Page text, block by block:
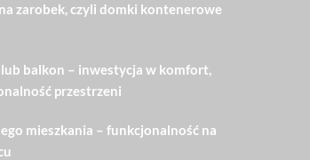
zarobek, czyli domki kontenerowe
balkon – inwestycja w komfort,
przestrzeni
mieszkania – funkcjonalność na